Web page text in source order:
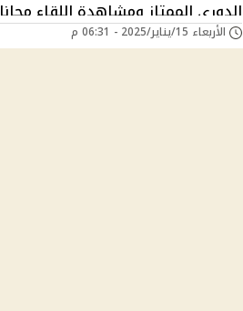
الدوري الممتاز ومشاهدة اللقاء مجانا
على القنوات الناقلة
الأربعاء 15/يناير/2025 - 06:31 م